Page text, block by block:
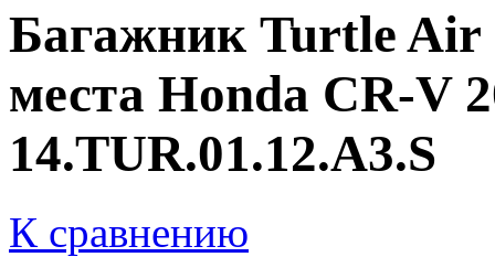
Багажник Turtle
места Honda CR-V
14.TUR.01.12.A3.S
К сравнению